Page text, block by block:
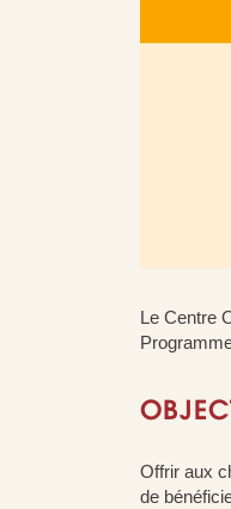
Le Centre
Offrir aux
de